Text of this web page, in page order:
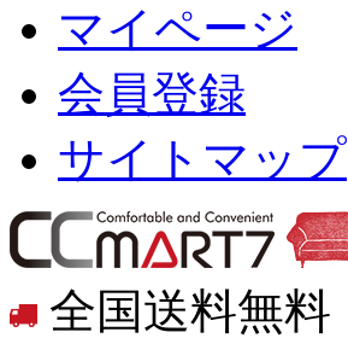
マイページ
会員登録
サイトマップ
全国送料無料